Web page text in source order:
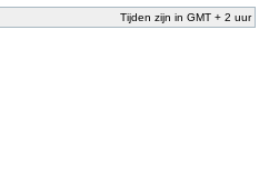
Tijden zijn in GMT + 2 uur